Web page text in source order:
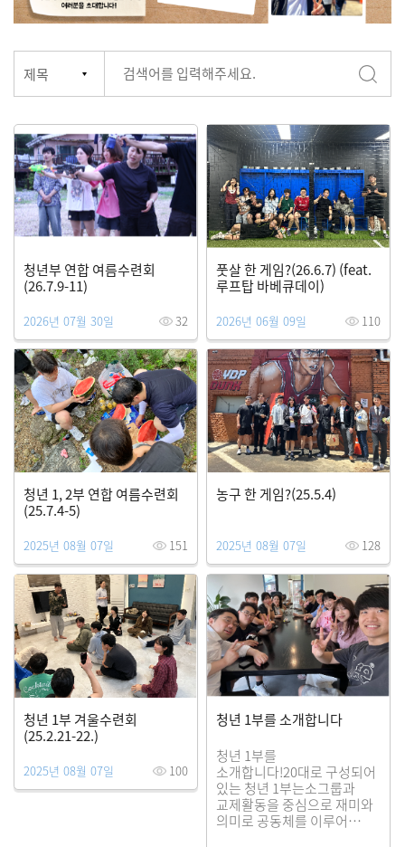
청년부 연합 여름수련회
(26.7.9-11)
2026년 07월 30일 32
풋살 한 게임?(26.6.7) (feat.
루프탑 바베큐데이)
2026년 06월 09일 110
청년 1, 2부 연합 여름수련회
(25.7.4-5)
2025년 08월 07일 151
농구 한 게임?(25.5.4)
2025년 08월 07일 128
청년 1부 겨울수련회
(25.2.21-22.)
2025년 08월 07일 100
청년 1부를 소개합니다
청년 1부를
소개합니다!20대로 구성되어
있는 청년 1부는소그룹과
교제활동을 중심으로 재미와
의미로 공동체를 이루어